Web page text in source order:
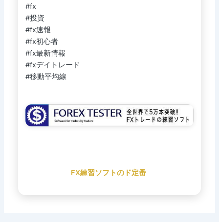
#fx
#投資
#fx速報
#fx初心者
#fx最新情報
#fxデイトレード
#移動平均線
FX練習ソフトのド定番